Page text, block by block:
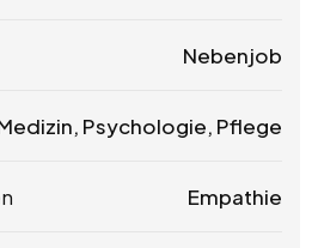
Nebenjob
Psychologie, Pflege
Empathie